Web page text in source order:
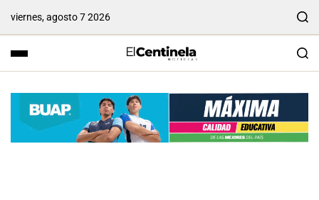
viernes, agosto 7 2026